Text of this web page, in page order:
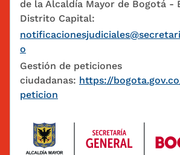
de la Alcaldía Mayor de Bogotá -
Distrito Capital:
o
Gestión de peticiones
ciudadanas: https://
peticion